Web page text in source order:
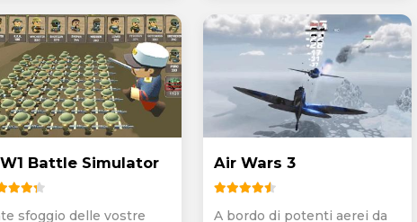
Battle Simulator
sfoggio delle vostre
Air Wars 3
A bordo di potenti aerei da